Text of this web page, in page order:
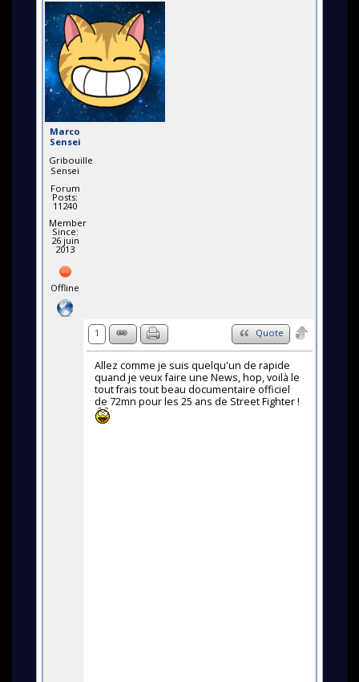
Marco
Sensei
Gribouille
Sensei
Forum
Posts:
11240
Member
Since:
26 juin
2013
Offline
1 Quote
Allez comme je suis quelqu'un de rapide
quand je veux faire une News, hop, voilà le
tout frais tout beau documentaire officiel
de 72mn pour les 25 ans de Street Fighter !